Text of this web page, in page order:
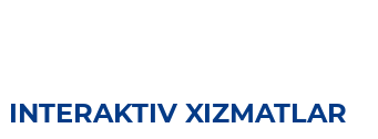
INTERAKTIV XIZMATLAR